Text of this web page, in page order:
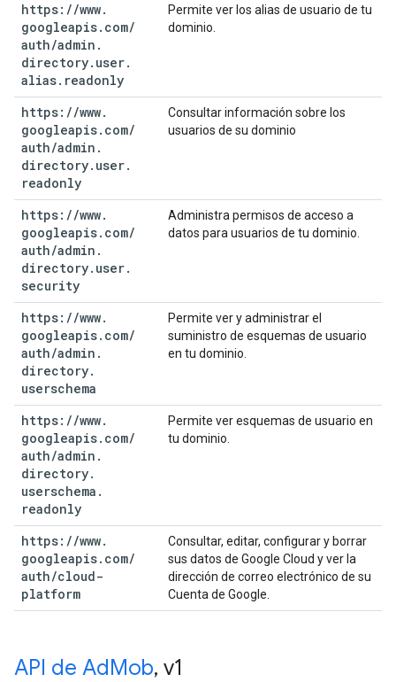
https: //www.
googleapis. com/
auth/admin .
directory. user.
alias. readonly
Permite ver los alias de usuario de tu
dominio.
https: //www.
googleapis. com/
auth/admin .
directory. user.
readonly
Consultar información sobre los
usuarios de su dominio
https: //www.
googleapis. com/
auth/admin .
directory. user.
security
Administra permisos de acceso a
datos para usuarios de tu dominio.
https: //www.
googleapis. com/
auth/admin .
directory.
userschema
Permite ver y administrar el
suministro de esquemas de usuario
en tu dominio.
https: //www.
googleapis. com/
auth/admin .
directory.
userschema .
readonly
Permite ver esquemas de usuario en
tu dominio.
https: //www.
googleapis. com/
auth/cloud-
platform
Consultar, editar, configurar y borrar
sus datos de Google Cloud y ver la
dirección de correo electrónico de su
Cuenta de Google.
API de AdMob, v1